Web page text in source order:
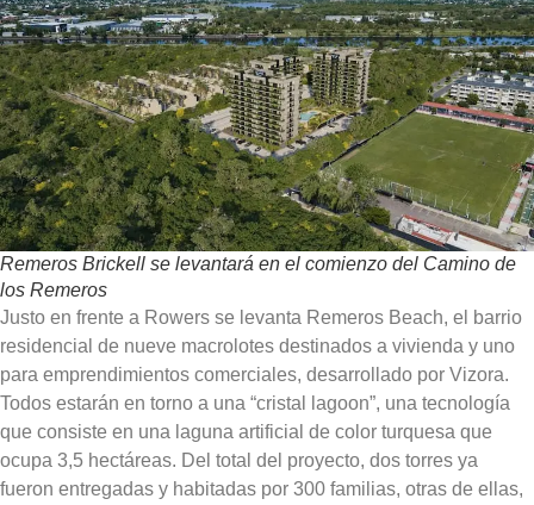
Remeros Brickell se levantará en el comienzo del Camino de
los Remeros
Justo en frente a Rowers se levanta Remeros Beach, el barrio
residencial de nueve macrolotes destinados a vivienda y uno
para emprendimientos comerciales, desarrollado por Vizora.
Todos estarán en torno a una “cristal lagoon”, una tecnología
que consiste en una laguna artificial de color turquesa que
ocupa 3,5 hectáreas. Del total del proyecto, dos torres ya
fueron entregadas y habitadas por 300 familias, otras de ellas,